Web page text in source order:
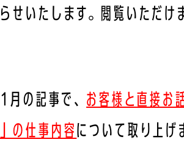
せいたします。閲覧いただけ
の記事で、 お客様と直接お
の仕事内容について取り上げ